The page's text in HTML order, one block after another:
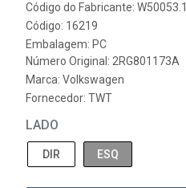
Código do Fabricante: W50053.1
Código: 16219
Embalagem: PC
Número Original: 2RG801173A
Marca: Volkswagen
Fornecedor: TWT
LADO
DIR ESQ